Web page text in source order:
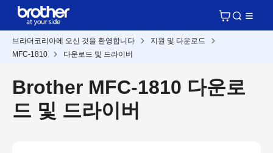
브라더코리아에 오신 것을 환영합니다
지원 및 다운로드
MFC-1810
다운로드 및 드라이버
Brother MFC-1810 다운로
드 및 드라이버